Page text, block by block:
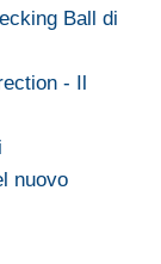
Ball di
- Il
nuovo